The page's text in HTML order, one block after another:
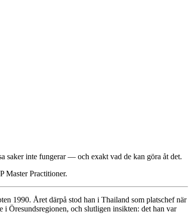
saker inte fungerar — och exakt vad de kan göra åt det.
Master Practitioner.
1990. Året därpå stod han i Thailand som platschef när
Öresundsregionen, och slutligen insikten: det han var